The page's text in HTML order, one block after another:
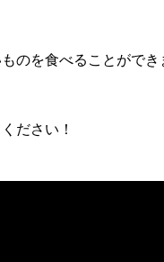
のを食べることができ
ださい！